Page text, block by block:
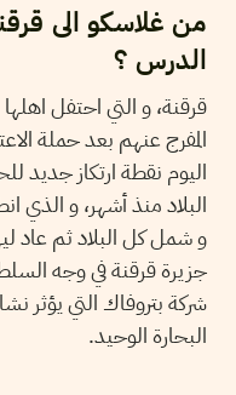
من غلاسكو الى
الدرس ؟
قرقنة، و التي احتفل
المفرج عنهم بعد حملة
اليوم نقطة ارتكاز جديد
البلاد منذ أشهر، و
و شمل كل البلاد ثم عاد
جزيرة قرقنة في وجه
شركة بتروفاك التي يؤثر
البحارة الوحيد.